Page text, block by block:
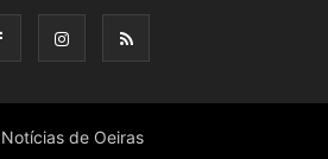
de Oeiras